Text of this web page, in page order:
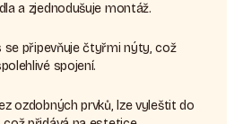
a zjednodušuje montáž.
se připevňuje čtyřmi nýty, což
spojení.
ozdobných prvků, lze vyleštit do